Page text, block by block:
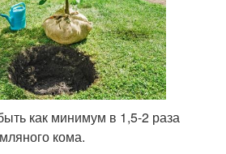
как минимум в 1,5-2 раза
кома.